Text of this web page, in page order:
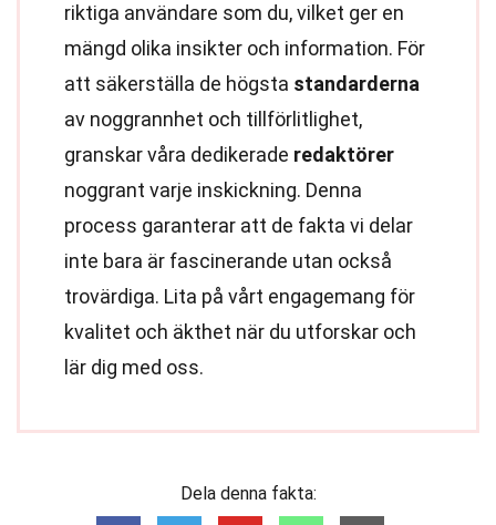
riktiga användare som du, vilket ger en
mängd olika insikter och information. För
att säkerställa de högsta standarderna
av noggrannhet och tillförlitlighet,
granskar våra dedikerade redaktörer
noggrant varje inskickning. Denna
process garanterar att de fakta vi delar
inte bara är fascinerande utan också
trovärdiga. Lita på vårt engagemang för
kvalitet och äkthet när du utforskar och
lär dig med oss.
Dela denna fakta: